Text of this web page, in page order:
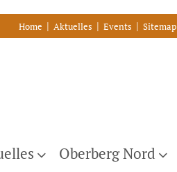
Home | Aktuelles | Events | Sitemap
Oberberg Nord